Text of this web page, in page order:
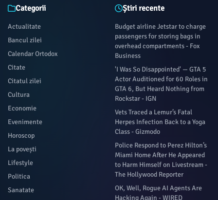
Categorii
Actualitate
Bancul zilei
Calendar Ortodox
Citate
Citatul zilei
Cultura
Economie
Evenimente
Horoscop
La povești
Lifestyle
Politica
Sanatate
Știri recente
Budget airline Jetstar to charge
passengers for storing bags in
overhead compartments - Fox
Business
'I Was So Disappointed' — GTA 5
Actor Auditioned for 60 Roles in
GTA 6, But Heard Nothing from
Rockstar - IGN
Vets Traced a Lemur’s Fatal
Herpes Infection Back to a Yoga
Class - Gizmodo
Police Respond to Perez Hilton’s
Miami Home After He Appeared
to Harm Himself on Livestream -
The Hollywood Reporter
OK, Well, Rogue AI Agents Are
Hacking Again - WIRED